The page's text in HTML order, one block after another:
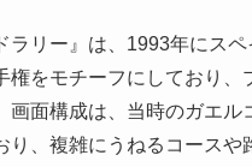
ラリー』は、1993年にス
権をモチーフにしており
画面構成は、当時のガエ
り、複雑にうねるコース